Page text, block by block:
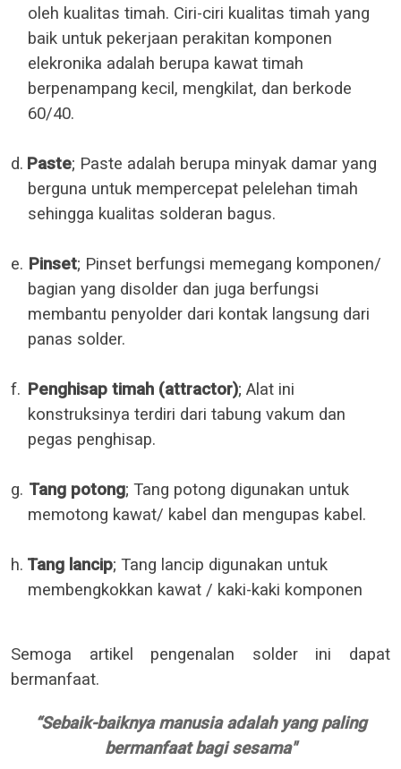
oleh kualitas timah. Ciri-ciri kualitas timah yang
baik untuk pekerjaan perakitan komponen
elekronika adalah berupa kawat timah
berpenampang kecil, mengkilat, dan berkode
60/40.
d. Paste; Paste adalah berupa minyak damar yang
berguna untuk mempercepat pelelehan timah
sehingga kualitas solderan bagus.
e. Pinset; Pinset berfungsi memegang komponen/
bagian yang disolder dan juga berfungsi
membantu penyolder dari kontak langsung dari
panas solder.
f. Penghisap timah (attractor); Alat ini
konstruksinya terdiri dari tabung vakum dan
pegas penghisap.
g. Tang potong; Tang potong digunakan untuk
memotong kawat/ kabel dan mengupas kabel.
h. Tang lancip; Tang lancip digunakan untuk
membengkokkan kawat / kaki-kaki komponen
Semoga artikel pengenalan solder ini dapat
bermanfaat.
“Sebaik-baiknya manusia adalah yang paling
bermanfaat bagi sesama"